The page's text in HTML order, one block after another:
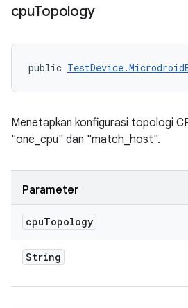
cpuTopology
public
Menetapkan konfigurasi topologi
"one_cpu" dan "match_host".
Parameter
cpuTopology
String